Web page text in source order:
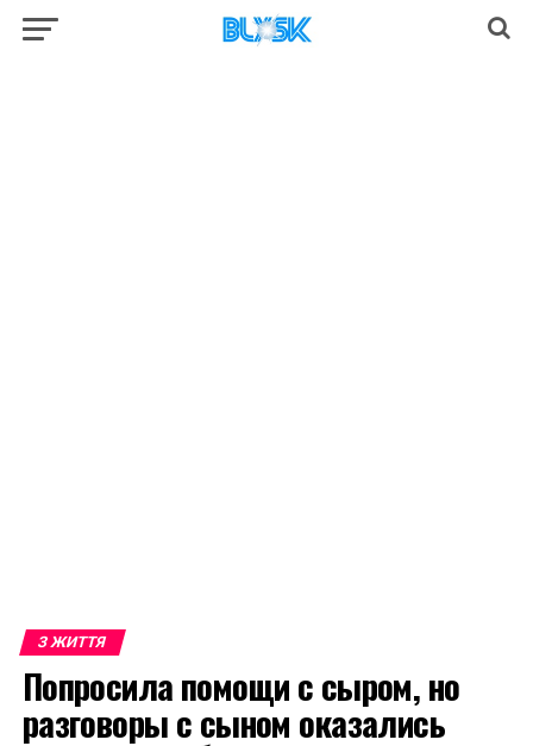
З ЖИТТЯ
Попросила помощи с сыром, но
разговоры с сыном оказались